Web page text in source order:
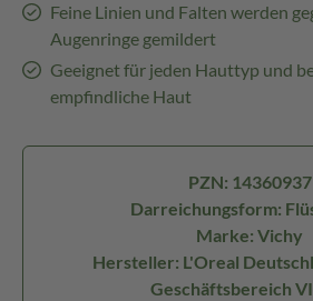
Feine Linien und Falten werden
Augenringe gemildert
Geeignet für jeden Hauttyp und
empfindliche Haut
PZN: 14360937
Darreichungsform:
Marke: Vichy
Hersteller: L'Oreal
Geschäftsbereich